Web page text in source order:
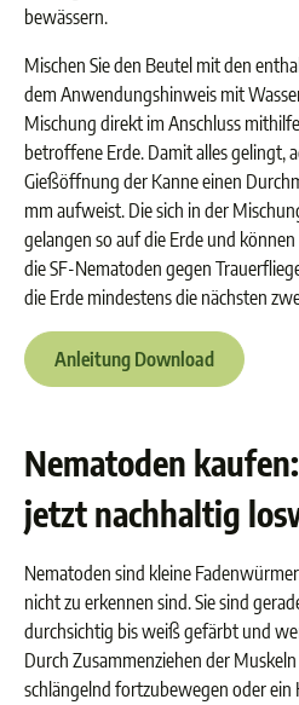
bewässern.
Mischen Sie den Beutel mit den
dem Anwendungshinweis mit
Mischung direkt im Anschluss
betroffene Erde. Damit alles gelingt,
Gießöffnung der Kanne einen
mm aufweist. Die sich in der
gelangen so auf die Erde und
die SF-Nematoden gegen
die Erde mindestens die nächsten
Anleitung Download
Nematoden
jetzt nachhaltig
Nematoden sind kleine
nicht zu erkennen sind. Sie sind
durchsichtig bis weiß gefärbt und
Durch Zusammenziehen der Muskeln
schlängelnd fortzubewegen oder ein